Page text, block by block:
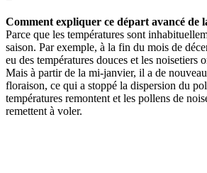
Comment expliquer ce départ avancé de
Parce que les températures sont
saison. Par exemple, à la fin du mois de
eu des températures douces et les noisetiers
Mais à partir de la mi-janvier, il a de
floraison, ce qui a stoppé la dispersion du
températures remontent et les pollens de
remettent à voler.